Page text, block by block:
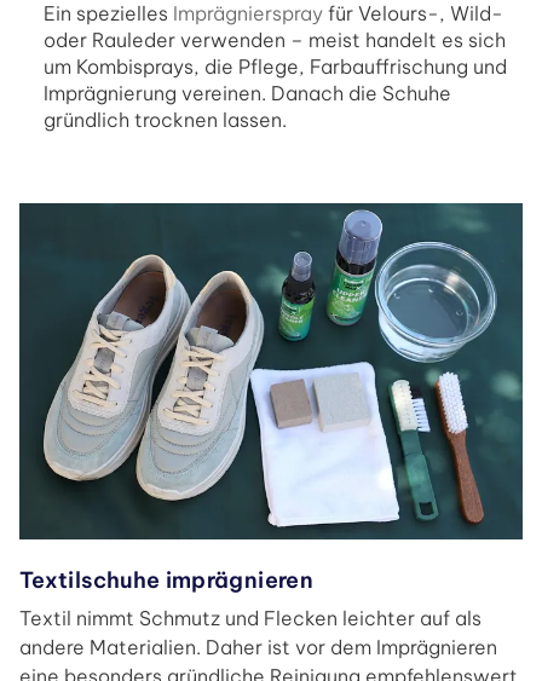
Ein spezielles Imprägnierspray für Velours-, Wild-
oder Rauleder verwenden – meist handelt es sich
um Kombisprays, die Pflege, Farbauffrischung und
Imprägnierung vereinen. Danach die Schuhe
gründlich trocknen lassen.
Textilschuhe imprägnieren
Textil nimmt Schmutz und Flecken leichter auf als
andere Materialien. Daher ist vor dem Imprägnieren